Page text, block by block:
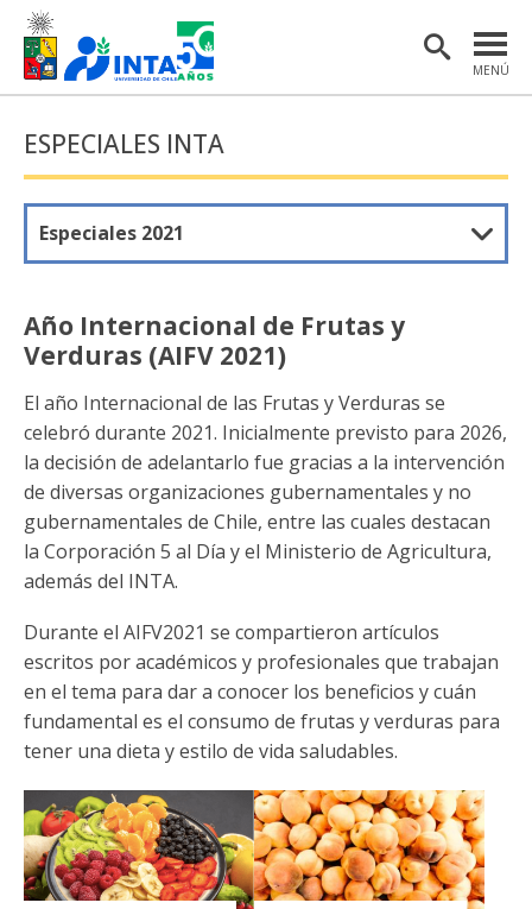
MENÚ
INSTITUTO
INVESTIGACIÓN
EXTENSIÓN Y COMUNICACIONES
MATERIAL DE INTERÉS
ENGLISH
Estudiantes
Académicas/os
Funcionarias/os
ESPECIALES INTA
Especiales 2021
Año Internacional de Frutas y
Verduras (AIFV 2021)
El año Internacional de las Frutas y Verduras se
celebró durante 2021. Inicialmente previsto para 2026,
la decisión de adelantarlo fue gracias a la intervención
de diversas organizaciones gubernamentales y no
gubernamentales de Chile, entre las cuales destacan
la Corporación 5 al Día y el Ministerio de Agricultura,
además del INTA.
Durante el AIFV2021 se compartieron artículos
escritos por académicos y profesionales que trabajan
en el tema para dar a conocer los beneficios y cuán
fundamental es el consumo de frutas y verduras para
tener una dieta y estilo de vida saludables.